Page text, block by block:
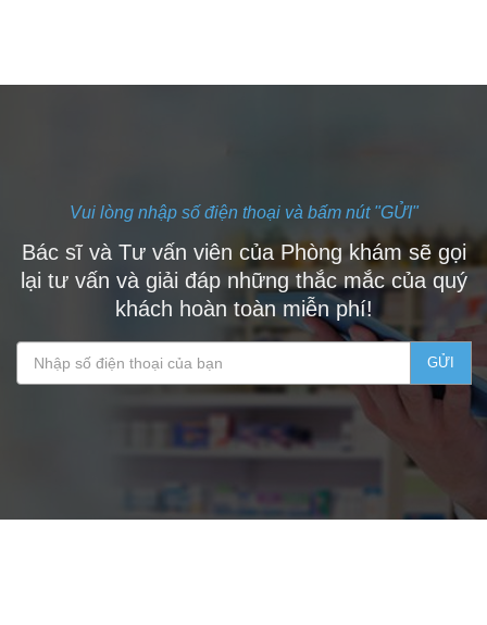
Vui lòng nhập số điện thoại và bấm nút "GỬI"
Bác sĩ và Tư vấn viên của Phòng khám sẽ gọi
lại tư vấn và giải đáp những thắc mắc của quý
khách hoàn toàn miễn phí!
GỬI